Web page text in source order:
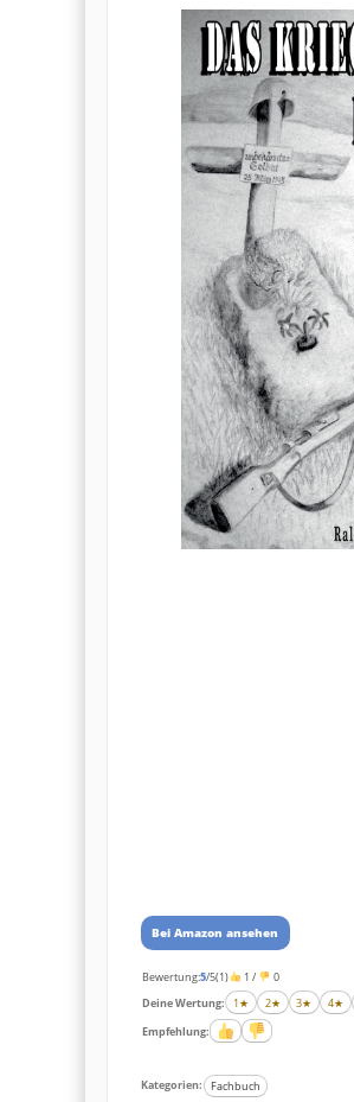
Bei Amazon ansehen
Bewertung:5/5(1) 1 /
0
Deine Wertung: 1★ 2★ 3★ 4★
Empfehlung:
Kategorien: Fachbuch